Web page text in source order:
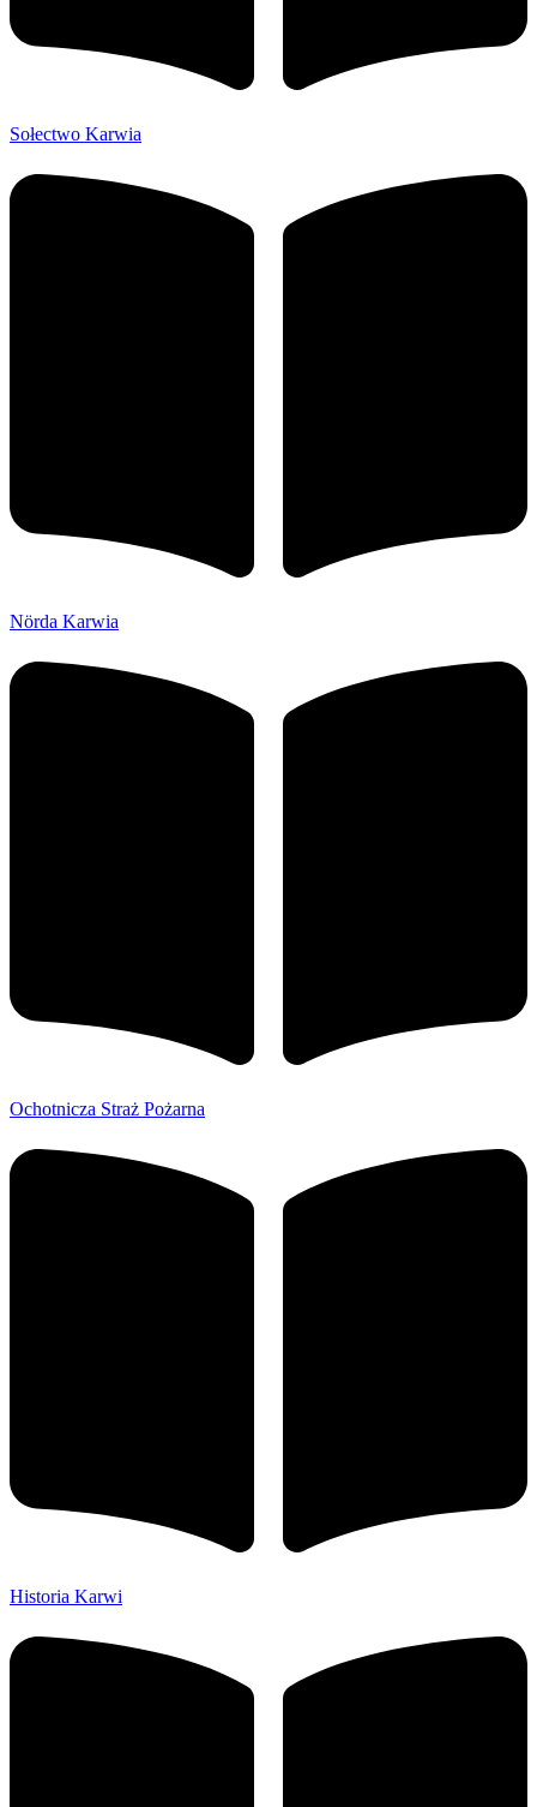
Sołectwo Karwia
Nörda Karwia
Ochotnicza Straż Pożarna
Historia Karwi